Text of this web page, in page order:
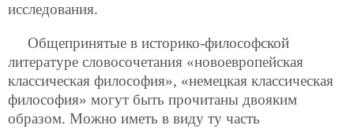
исследования.
Общепринятые в историко-философской
литературе словосочетания «новоевропейская
классическая философия», «немецкая классическая
философия» могут быть прочитаны двояким
образом. Можно иметь в виду ту часть